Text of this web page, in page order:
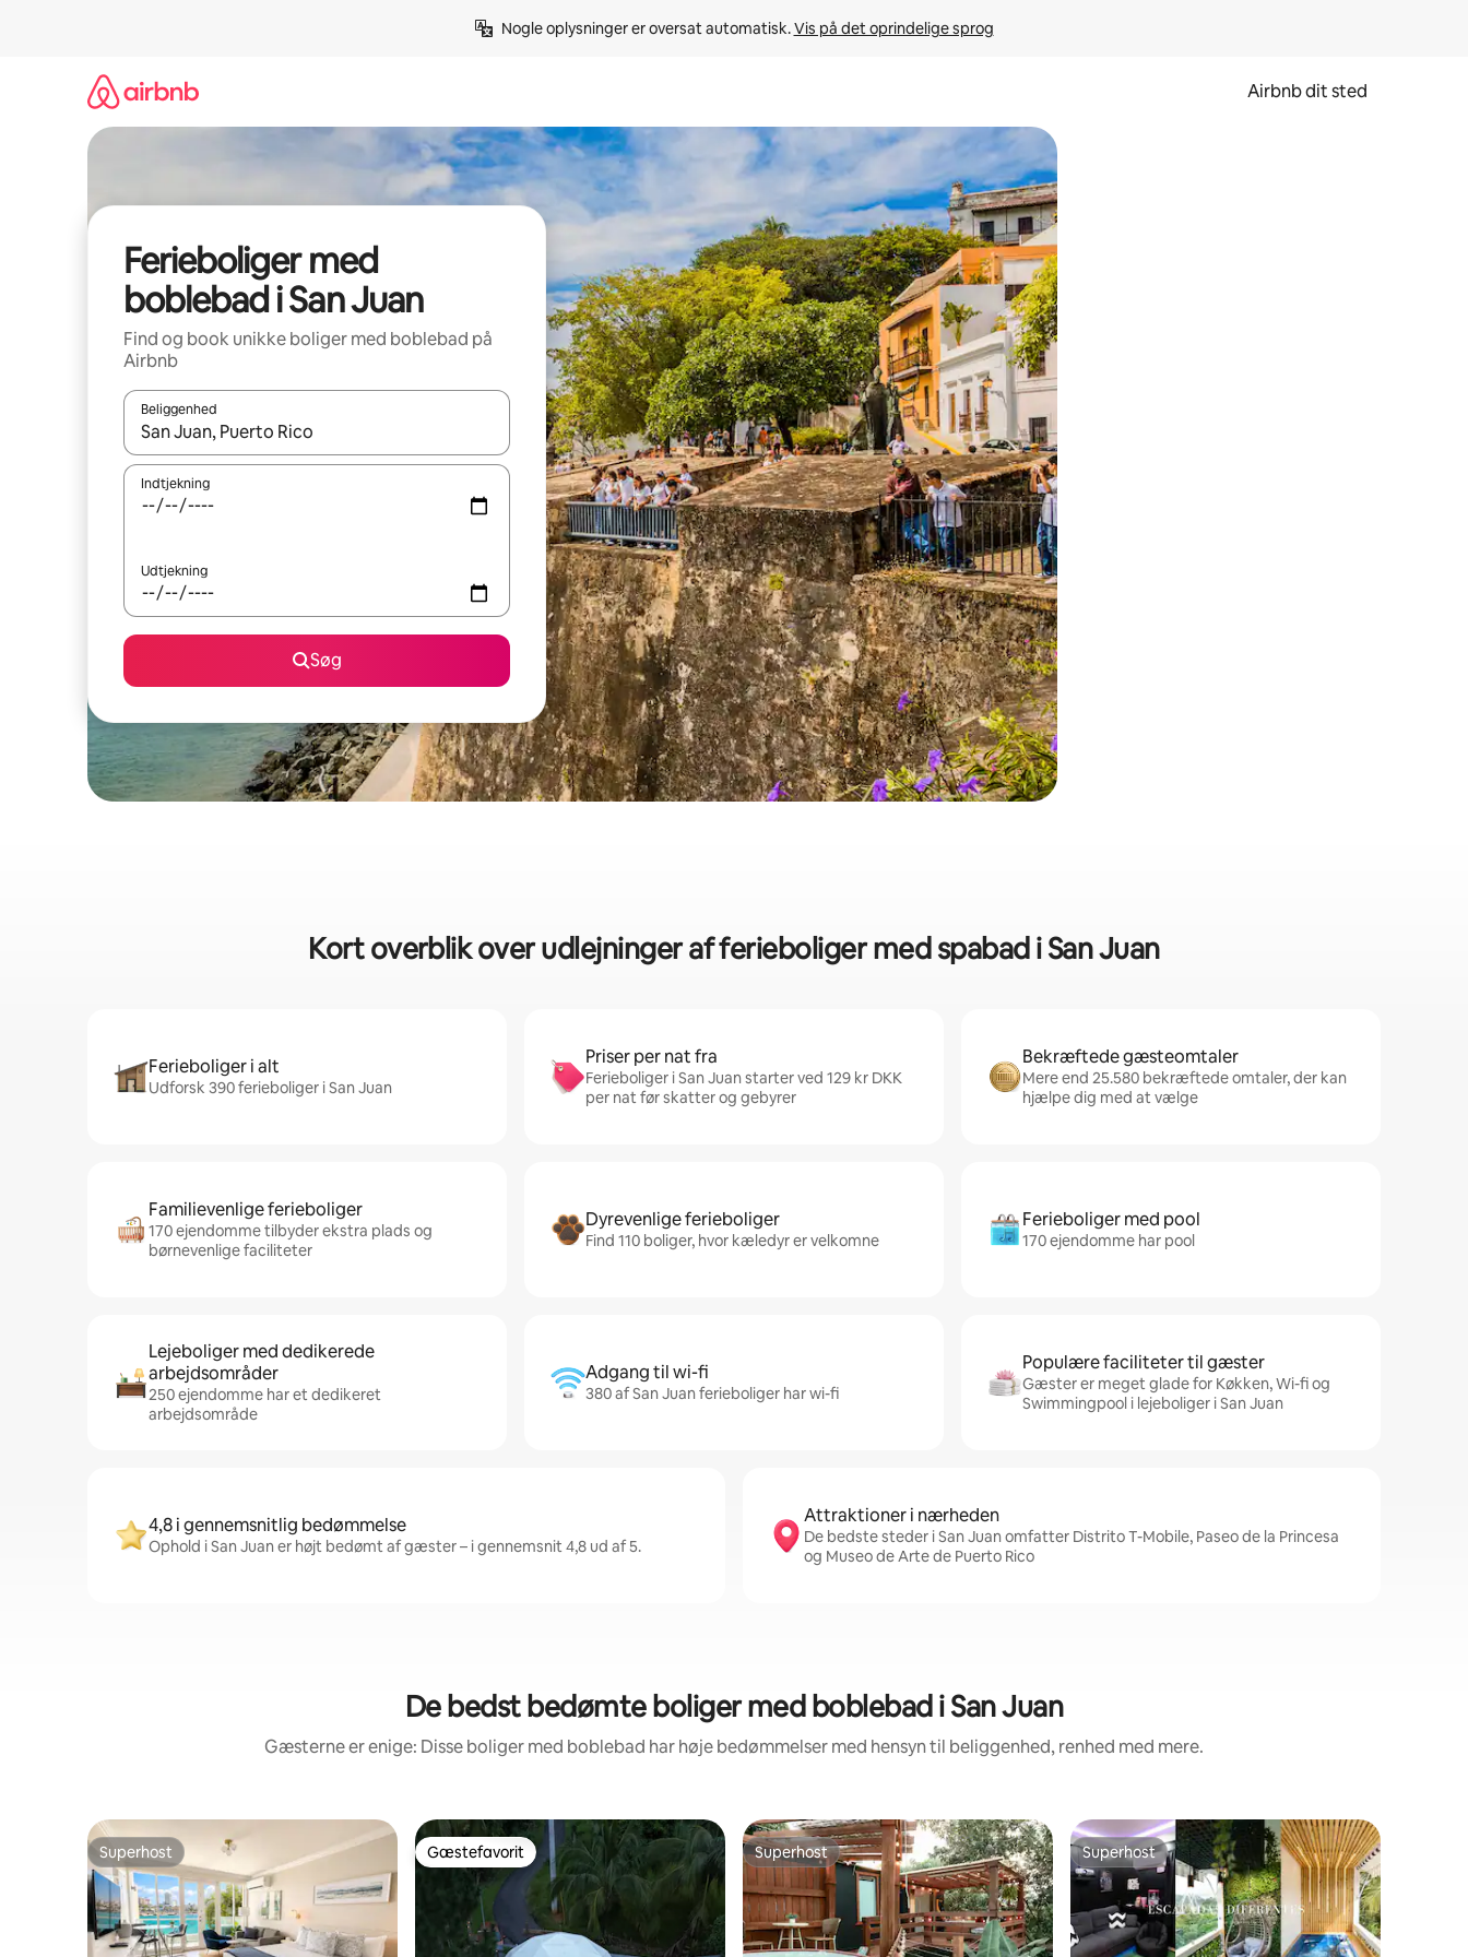
Nogle oplysninger er oversat automatisk. Vis på det oprindelige sprog
Airbnb dit sted
Ferieboliger med
boblebad i San Juan
Find og book unikke boliger med boblebad på
Airbnb
Beliggenhed
Når resultaterne er tilgængelige, skal du navigere med piletasterne op og ned eller se mere ved at trykke eller stryge.
Indtjekning
Udtjekning
Søg
Kort overblik over udlejninger af ferieboliger med spabad i San Juan
Ferieboliger i alt
Udforsk 390 ferieboliger i San Juan
Priser per nat fra
Ferieboliger i San Juan starter ved 129 kr DKK
per nat før skatter og gebyrer
Bekræftede gæsteomtaler
Mere end 25.580 bekræftede omtaler, der kan
hjælpe dig med at vælge
Familievenlige ferieboliger
170 ejendomme tilbyder ekstra plads og
børnevenlige faciliteter
Dyrevenlige ferieboliger
Find 110 boliger, hvor kæledyr er velkomne
Ferieboliger med pool
170 ejendomme har pool
Lejeboliger med dedikerede
arbejdsområder
250 ejendomme har et dedikeret
arbejdsområde
Adgang til wi-fi
380 af San Juan ferieboliger har wi-fi
Populære faciliteter til gæster
Gæster er meget glade for Køkken, Wi-fi og
Swimmingpool i lejeboliger i San Juan
4,8 i gennemsnitlig bedømmelse
Ophold i San Juan er højt bedømt af gæster – i gennemsnit 4,8 ud af 5.
Attraktioner i nærheden
De bedste steder i San Juan omfatter Distrito T-Mobile, Paseo de la Princesa
og Museo de Arte de Puerto Rico
De bedst bedømte boliger med boblebad i San Juan
Gæsterne er enige: Disse boliger med boblebad har høje bedømmelser med hensyn til beliggenhed, renhed med mere.
Superhost
Superhost Gæstefavorit
Gæstefavorit Superhost
Superhost Superhost
Superhost